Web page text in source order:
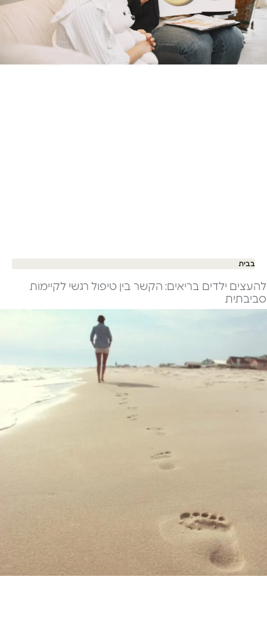
בבית
להעצים ילדים בריאים: הקשר בין טיפול רגשי לקיימות
סביבתית​